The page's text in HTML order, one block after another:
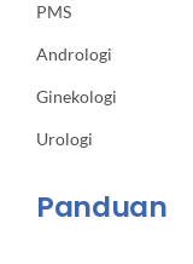
PMS
Andrologi
Ginekologi
Urologi
Panduan